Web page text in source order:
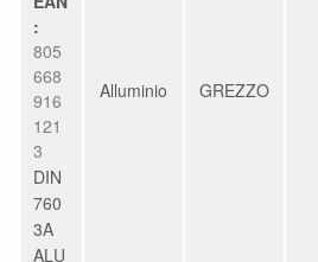
:
805
668
916
121
3
DIN
760
3A
ALU
Alluminio GREZZO